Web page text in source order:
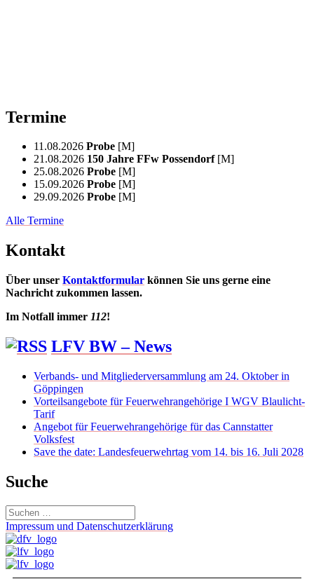
Termine
11.08.2026 Probe [M]
21.08.2026 150 Jahre FFw Possendorf [M]
25.08.2026 Probe [M]
15.09.2026 Probe [M]
29.09.2026 Probe [M]
Alle Termine
Kontakt
Über unser Kontaktformular können Sie uns gerne eine
Nachricht zukommen lassen.
Im Notfall immer 112!
LFV BW – News
Verbands- und Mitgliederversammlung am 24. Oktober in
Göppingen
Vorteilsangebote für Feuerwehrangehörige I WGV Blaulicht-
Tarif
Angebot für Feuerwehrangehörige für das Cannstatter
Volksfest
Save the date: Landesfeuerwehrtag vom 14. bis 16. Juli 2028
Suche
Suchen
nach:
Impressum und Datenschutzerklärung